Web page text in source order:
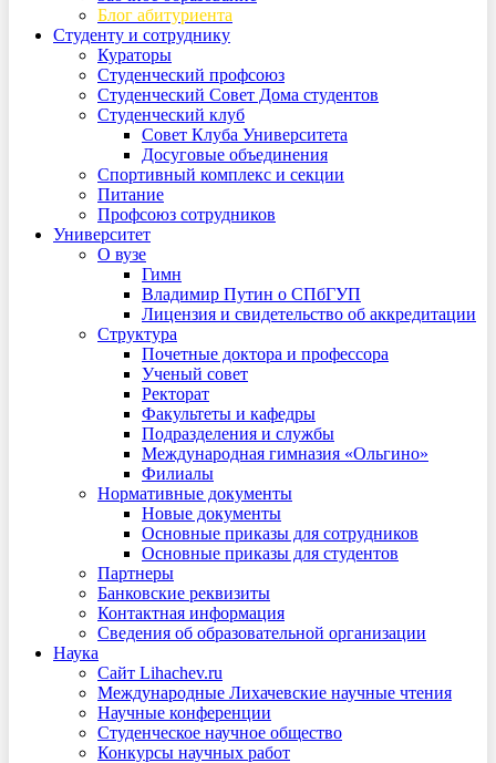
Блог абитуриента
Студенту и сотруднику
Кураторы
Студенческий профсоюз
Студенческий Совет Дома студентов
Студенческий клуб
Совет Клуба Университета
Досуговые объединения
Спортивный комплекс и секции
Питание
Профсоюз сотрудников
Университет
О вузе
Гимн
Владимир Путин о СПбГУП
Лицензия и свидетельство об аккредитации
Структура
Почетные доктора и профессора
Ученый совет
Ректорат
Факультеты и кафедры
Подразделения и службы
Международная гимназия «Ольгино»
Филиалы
Нормативные документы
Новые документы
Основные приказы для сотрудников
Основные приказы для студентов
Партнеры
Банковские реквизиты
Контактная информация
Сведения об образовательной организации
Наука
Сайт Lihachev.ru
Международные Лихачевские научные чтения
Научные конференции
Студенческое научное общество
Конкурсы научных работ